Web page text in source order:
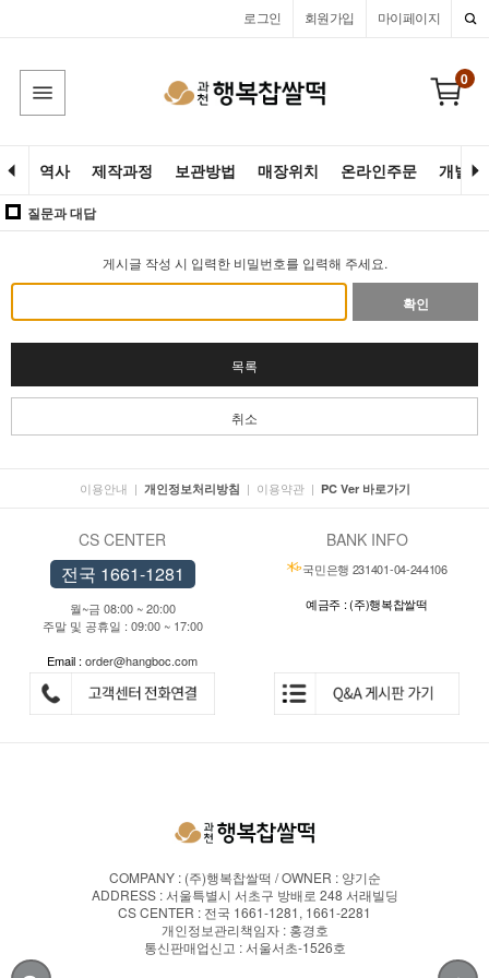
마이페이지
회원가입
로그인
0
역사 제작과정 보관방법 매장위치 온라인주문 개별
질문과 대답
게시글 작성 시 입력한 비밀번호를 입력해 주세요.
확인
목록
취소
이용안내 | 개인정보처리방침 | 이용약관 | PC Ver 바로가기
CS CENTER
전국 1661-1281
월~금 08:00 ~ 20:00
주말 및 공휴일 : 09:00 ~ 17:00
Email : order@hangboc.com
BANK INFO
국민은행 231401-04-244106
예금주 : (주)행복찹쌀떡
COMPANY : (주)행복찹쌀떡 / OWNER : 양기순
ADDRESS : 서울특별시 서초구 방배로 248 서래빌딩
CS CENTER : 전국 1661-1281, 1661-2281
개인정보관리책임자 : 홍경호
통신판매업신고 : 서울서초-1526호